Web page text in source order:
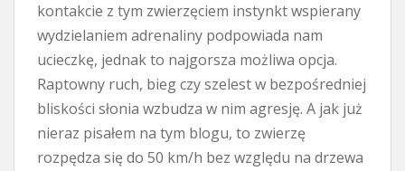
kontakcie z tym zwierzęciem instynkt wspierany
wydzielaniem adrenaliny podpowiada nam
ucieczkę, jednak to najgorsza możliwa opcja.
Raptowny ruch, bieg czy szelest w bezpośredniej
bliskości słonia wzbudza w nim agresję. A jak już
nieraz pisałem na tym blogu, to zwierzę
rozpędza się do 50 km/h bez względu na drzewa